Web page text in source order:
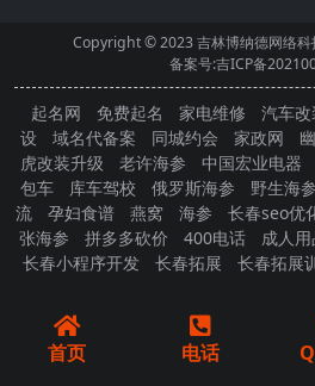
Copyright © 2023吉林博纳德网络科
备案号:吉ICP备
起名网 免费起名 家电维修 汽车改
设
域名代备案 同城约会 家政网
虎改装升级
老许海参 中国宏业电器
包车
库车驾校 俄罗斯海参 野生海参
流
孕妇食谱 燕窝 海参 长春seo优
张海参
拼多多砍价 400电话 成人用
长春小程序开发
长春拓展 长春拓展
首页 电话